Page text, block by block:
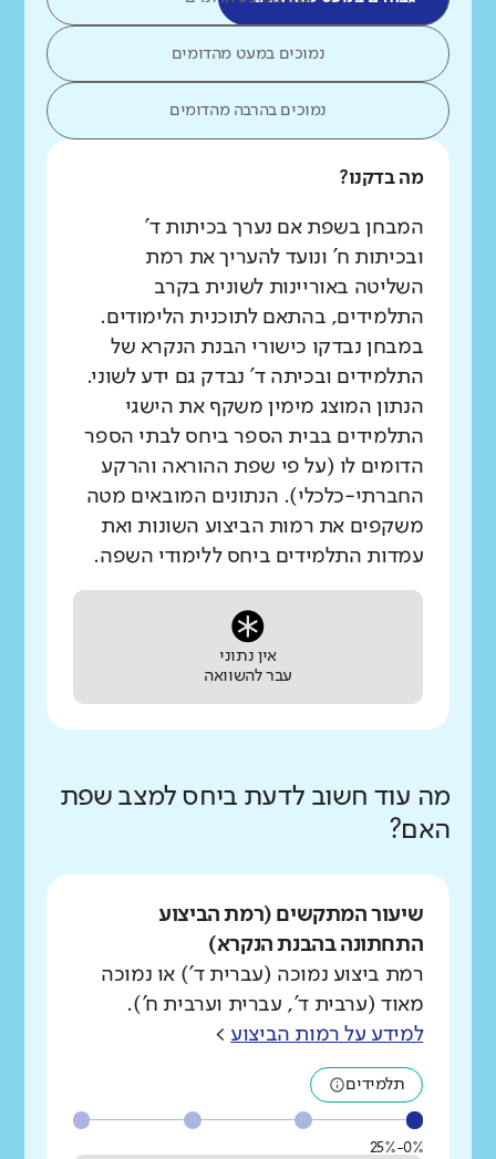
נמוכים במעט מהדומים
נמוכים בהרבה מהדומים
מה בדקנו?
המבחן בשפת אם נערך בכיתות ד'
ובכיתות ח' ונועד להעריך את רמת
השליטה באוריינות לשונית בקרב
התלמידים, בהתאם לתוכנית הלימודים.
במבחן נבדקו כישורי הבנת הנקרא של
התלמידים ובכיתה ד' נבדק גם ידע לשוני.
הנתון המוצג מימין משקף את הישגי
התלמידים בבית הספר ביחס לבתי הספר
הדומים לו (על פי שפת ההוראה והרקע
החברתי-כלכלי). הנתונים המובאים מטה
משקפים את רמות הביצוע השונות ואת
עמדות התלמידים ביחס ללימודי השפה.
אין נתוני
עבר להשוואה
מה עוד חשוב לדעת ביחס למצב שפת
האם?
שיעור המתקשים (רמת הביצוע
התחתונה בהבנת הנקרא)
רמת ביצוע נמוכה (עברית ד') או נמוכה
מאוד (ערבית ד', עברית וערבית ח').
למידע על רמות הביצוע >
תלמידים
0%-25%